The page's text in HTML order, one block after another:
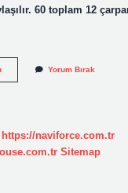
60 toplam 12
75
Tanesi
Yorum Bırak
https://naviforce.com.tr
Sitemap